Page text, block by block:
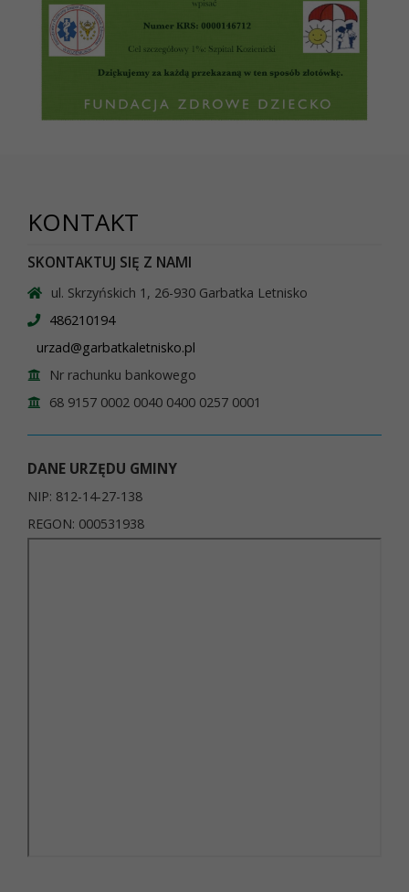
KONTAKT
SKONTAKTUJ SIĘ Z NAMI
ul. Skrzyńskich 1, 26-930 Garbatka Letnisko
486210194
urzad@garbatkaletnisko.pl
Nr rachunku bankowego
68 9157 0002 0040 0400 0257 0001
DANE URZĘDU GMINY
NIP: 812-14-27-138
REGON: 000531938